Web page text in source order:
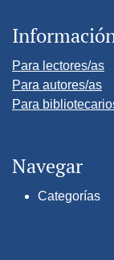
Para lectores/as
Para autores/as
Para
Navegar
Categorías